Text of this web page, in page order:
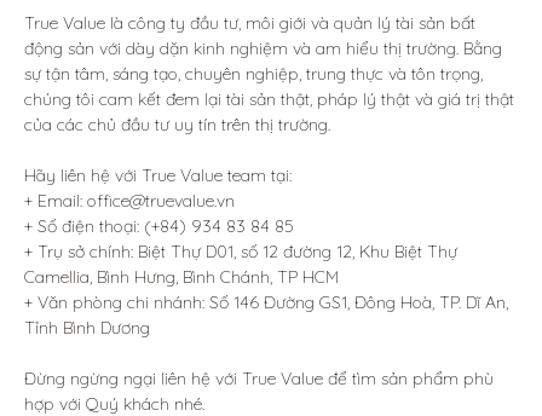
True Value là công ty đầu tư, môi giới và quản lý tài sản bất
động sản với dày dặn kinh nghiệm và am hiểu thị trường. Bằng
sự tận tâm, sáng tạo, chuyên nghiệp, trung thực và tôn trọng,
chúng tôi cam kết đem lại tài sản thật, pháp lý thật và giá trị thật
của các chủ đầu tư uy tín trên thị trường.
Hãy liên hệ với True Value team tại:
+ Email: office@truevalue.vn
+ Số điện thoại: (+84) 934 83 84 85
+ Trụ sở chính: Biệt Thự D01, số 12 đường 12, Khu Biệt Thự
Camellia, Bình Hưng, Bình Chánh, TP HCM
+ Văn phòng chi nhánh: Số 146 Đường GS1, Đông Hoà, TP. Dĩ An,
Tỉnh Bình Dương
Đừng ngừng ngại liên hệ với True Value để tìm sản phẩm phù
hợp với Quý khách nhé.